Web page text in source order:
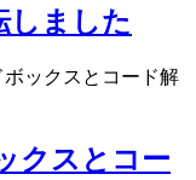
しました
ックスとコード解
クスとコー